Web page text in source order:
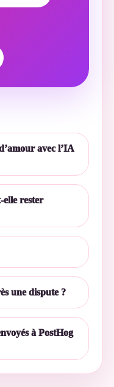
avec l’IA
rester
une dispute ?
à PostHog